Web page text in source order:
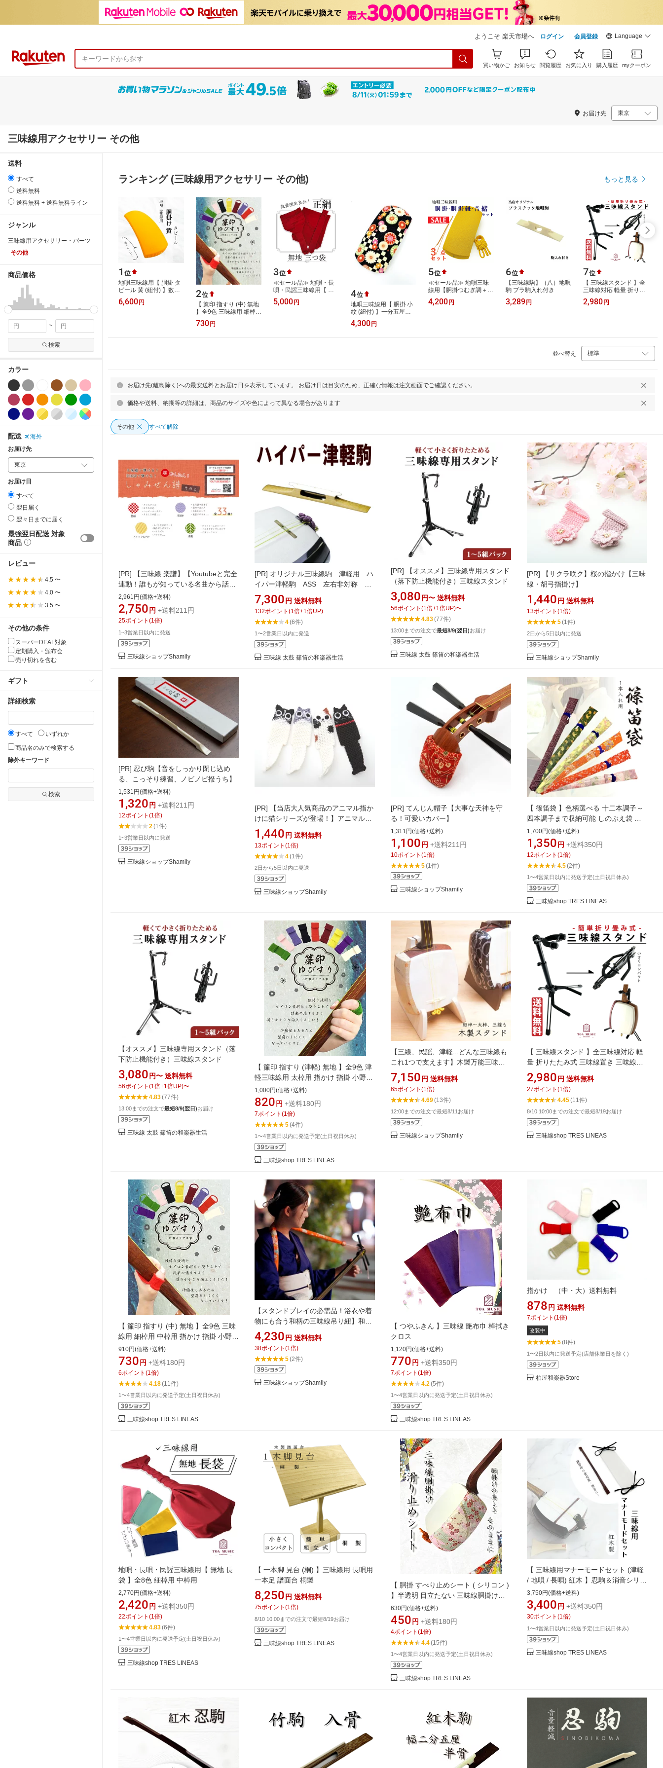
ようこそ 楽天市場へ ログイン 会員登録 Language
買い物かご お知らせ 閲覧履歴 お気に入り 購入履歴 myクーポン
お届け先
三味線用アクセサリー その他
送料
すべて
送料無料
送料無料 + 送料無料ライン
ジャンル
三味線用アクセサリー・パーツ
その他
商品価格
~
検索
カラー
配送
海外
お届け先
お届け日
すべて
翌日届く
翌々日までに届く
最強翌日配送 対象
商品
レビュー
4.5 〜
4.0 〜
3.5 〜
その他の条件
スーパーDEAL対象
定期購入・頒布会
売り切れを含む
ギフト
詳細検索
すべて
いずれか
商品名のみで検索する
除外キーワード
検索
ランキング (三味線用アクセサリー その他) もっと見る
1 位
地唄三味線用【 胴掛 タ
ピール 黄 (紐付) 】数量
限定 滑りにくい 無地 一
分五厘大・二分大兼用
6,600 円
2位
【 簾印 指すり (中) 無地
】全9色 三味線用 細棹用
中棹用 指かけ 指掛 小野
瀬メリヤス製
730 円
3位
≪セール品≫ 地唄・長
唄・民謡三味線用【 正
絹 無地 三つ袋 ( 赤 / 朱 /
エンジ / 古代赤 ) 】数量
5,000 円
4位
地唄三味線用【 胴掛 小
紋 (紐付) 】一分五厘
大・二分大兼用 胴掛け
紐付き 小紋柄
4,300 円
5位
≪セール品≫ 地唄三味
線用【胴掛つむぎ調＋正
絹胴掛紐＋A正絹音緒 全
色黄色 3点セット】無地
4,200 円
6位
【三味線駒】（八）地唄
駒 プラ駒入れ付き
3,289 円
7位
【 三味線スタンド 】全
三味線対応 軽量 折りた
たみ式 三味線置き 三味
線立て 津軽・地唄・長
2,980 円
並べ替え
お届け先(離島除く)への最安送料とお届け日を表示しています。 お届け日は目安のため、正確な情報は注文画面でご確認ください。
価格や送料、納期等の詳細は、商品のサイズや色によって異なる場合があります
その他 すべて解除
[PR]
【三味線 楽譜】【Youtubeと完全
連動！誰もが知っている名曲から話題
曲まで幅広いジャンルを収録の三味線
楽譜！】超！かんたんしゃみせん譜そ
の2【三味線・しゃみせんBOXで弾け
る！】
2,961円(価格+送料)
2,750 円 +送料211円
25ポイント (1倍)
1~3営業日以内に発送
三味線ショップShamily
[PR] オリジナル三味線駒 津軽用 ハ
イパー津軽駒 ASS 左右非対称 2.6
分幅×2.6分高 糸溝付き 象牙不使用
【オリジナル商品】【sonido】【メー
ル便対応】
7,300 円 送料無料
132ポイント (1倍+1倍UP)
4(6件)
1〜2営業日以内に発送
三味線 太鼓 篠笛の和楽器生活
[PR]
【オススメ】三味線専用スタンド
（落下防止機能付き）三味線スタンド
3,080 円〜 送料無料
56ポイント (1倍+1倍UP)〜
4.83(77件)
13:00までの注文で最短8/9(翌日)お届け
三味線 太鼓 篠笛の和楽器生活
[PR]
【サクラ咲ク】桜の指かけ【三味
線・胡弓指掛け】
1,440 円 送料無料
13ポイント (1倍)
5(1件)
2日から5日以内に発送
三味線ショップShamily
[PR] 忍び駒【音をしっかり閉じ込め
る、こっそり練習、ノビノビ撥うち】
1,531円(価格+送料)
1,320円 +送料211円
12ポイント (1 倍)
2 (1件)
1~3営業日以内に発送
三味線ショップShamily
[PR]
【当店大人気商品のアニマル指か
けに猫シリーズが登場！】アニマル指
かけ 猫シリーズ【三味線・胡弓指掛
け】
1,440 円 送料無料
13ポイント (1倍)
4(1件)
2日から5日以内に発送
三味線ショップShamily
[PR] てんじん帽子【大事な天神を守
る！可愛いカバー】
1,311円(価格+送料)
1,100 円 +送料211円
10ポイント (1倍)
5(1件)
三味線ショップShamily
【 篠笛袋 】色柄選べる 十二本調子～
四本調子まで収納可能 しのぶえ袋 し
の笛袋 篠笛ケース 1本入れ用 錦柄
1,700円(価格+送料)
1,350 円 +送料350円
12ポイント (1倍)
4.5(2件)
1〜4営業日以内に発送予定(土日祝日休み)
三味線shop TRES LINEAS
【オススメ】三味線専用スタンド（落
下防止機能付き）三味線スタンド
3,080 円〜 送料無料
56ポイント (1倍+1倍UP)〜
4.83(77件)
13:00までの注文で最短8/9(翌日)お届け
三味線 太鼓 篠笛の和楽器生活
【 簾印 指すり (津軽) 無地 】全9色 津
軽三味線用 太棹用 指かけ 指掛 小野瀬
メリヤス製
1,000円(価格+送料)
820 円 +送料180円
7ポイント (1倍)
5(4件)
1〜4営業日以内に発送予定(土日祝日休み)
三味線shop TRES LINEAS
【三線、民謡、津軽...どんな三味線も
これ1つで支えます】木製万能三味線
スタンド
7,150 円 送料無料
65ポイント (1倍)
4.69(13件)
12:00までの注文で最短8/11お届け
三味線ショップShamily
【 三味線スタンド 】全三味線対応 軽
量 折りたたみ式 三味線置き 三味線立
て 津軽・地唄・長唄・民謡・三線
2,980 円 送料無料
27ポイント (1倍)
4.45(11件)
8/10 10:00までの注文で最短8/19お届け
三味線shop TRES LINEAS
【 簾印 指すり (中) 無地 】全9色 三味
線用 細棹用 中棹用 指かけ 指掛 小野瀬
メリヤス製
910円(価格+送料)
730 円 +送料180円
6ポイント (1倍)
4.18(11件)
1〜4営業日以内に発送予定(土日祝日休み)
三味線shop TRES LINEAS
【スタンドプレイの必需品！浴衣や着
物にも合う和柄の三味線吊り紐】和柄
ストラップ
4,230 円 送料無料
38ポイント (1倍)
5(2件)
三味線ショップShamily
【 つやふきん 】三味線 艶布巾 棹拭き
クロス
1,120円(価格+送料)
770 円 +送料350円
7ポイント (1倍)
4.2(5件)
1〜4営業日以内に発送予定(土日祝日休み)
三味線shop TRES LINEAS
指かけ （中・大）送料無料
878 円 送料無料
7ポイント (1 倍)
改装中
5(8件)
1〜2日以内に発送予定(店舗休業日を除く)
柏屋和楽器Store
地唄・長唄・民謡三味線用【 無地 長
袋 】全8色 細棹用 中棹用
2,770円(価格+送料)
2,420 円 +送料350円
22ポイント (1倍)
4.83(6件)
1〜4営業日以内に発送予定(土日祝日休み)
三味線shop TRES LINEAS
【 一本脚 見台 (桐) 】三味線用 長唄用
一本足 譜面台 桐製
8,250 円 送料無料
75ポイント (1倍)
8/10 10:00までの注文で最短8/19お届け
三味線shop TRES LINEAS
【 胴掛 すべり止めシート ( シリコン )
】半透明 目立たない 三味線胴掛け滑
り止めゴム シリコーン
630円(価格+送料)
450 円 +送料180円
4ポイント (1倍)
4.4(15件)
1〜4営業日以内に発送予定(土日祝日休み)
三味線shop TRES LINEAS
【 三味線用マナーモードセット (津軽
/ 地唄 / 長唄) 紅木 】忍駒＆消音シリコ
ンシートセット 紅木製忍び駒 簡単装
着 音対策 音漏れ対策
3,750円(価格+送料)
3,400 円 +送料350円
30ポイント (1倍)
1〜4営業日以内に発送予定(土日祝日休み)
三味線shop TRES LINEAS